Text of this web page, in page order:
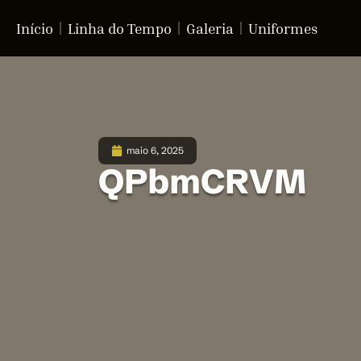
Início Linha do Tempo Galeria Uniformes
maio 6, 2025
QPbmCRVM